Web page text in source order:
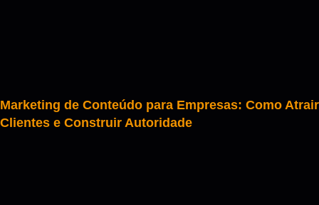
Marketing de Conteúdo para Empresas: Como Atrair
Clientes e Construir Autoridade